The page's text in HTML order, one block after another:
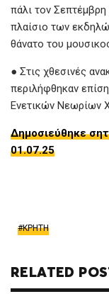
πάλι τον Σεπτέμβρη
πλαίσιο των
θάνατο του
● Στις χθεσινές
περιλήφθηκαν
Ενετικών Νεωρίων
Δημοσιεύθηκε
01.07.25
ΚΡΗΤΗ
RELATED